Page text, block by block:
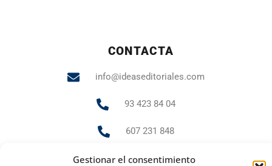
Gestionar el consentimiento
CONTACTA
info@ideaseditoriales.com
93 423 84 04
607 231 848